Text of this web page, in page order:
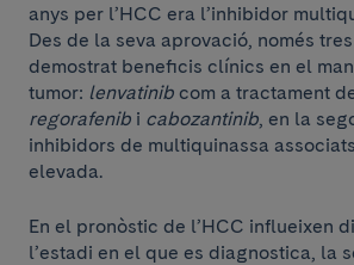
anys per l’HCC era l’inhibidor
Des de la seva aprovació, només
demostrat beneficis clínics en el
tumor: lenvatinib com a tractament
regorafenib i cabozantinib , en la
inhibidors de multiquinassa
elevada.
En el pronòstic de l’HCC influeixen
l’estadi en el que es diagnostica, la